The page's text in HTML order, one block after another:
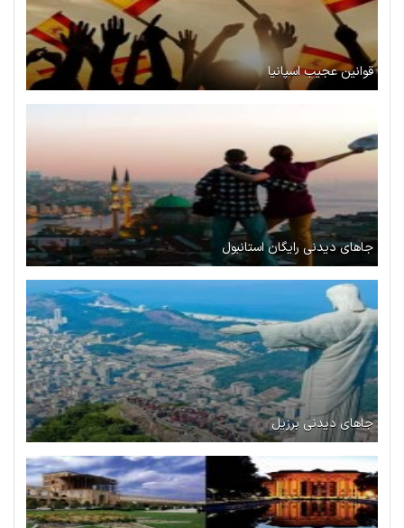
قوانین عجیب اسپانیا
جاهای دیدنی رایگان استانبول
جاهای دیدنی برزیل